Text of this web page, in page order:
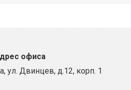
офиса
ул. Двинцев, д.12, корп. 1